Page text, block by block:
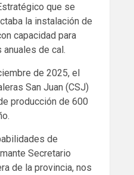
que se
la instalación de
capacidad para
de cal.
de 2025, el
San Juan (CSJ)
producción de 600
de
Secretario
de la provincia, nos